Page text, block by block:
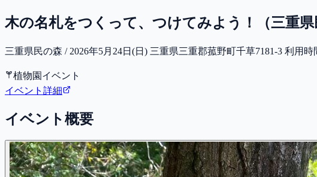
木の名札をつくって、つけてみよう！（三重県
三重県民の森 / 2026年5月24日(日) 三重県三重郡菰野町千草7181-3 利用
植物園イベント
イベント詳細
イベント概要